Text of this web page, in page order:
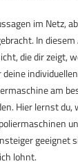
im Netz,
In
die dir zeigt,
am
Hier lernst du,
geeignet
lohnt.